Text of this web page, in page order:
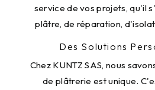
service de vos projets, qu'il
plâtre, de réparation,
Des Solutions
Chez KUNTZ SAS, nous
de plâtrerie est unique.